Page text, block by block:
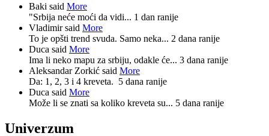
Baki said More
"Srbija neće moći da vidi... 1 dan ranije
Vladimir said More
To je opšti trend svuda. Samo neka... 2 dana ranije
Duca said More
Ima li neko mapu za srbiju, odakle će... 3 dana ranije
Aleksandar Zorkić said More
Da: 1, 2, 3 i 4 kreveta. 5 dana ranije
Duca said More
Može li se znati sa koliko kreveta su... 5 dana ranije
Univerzum